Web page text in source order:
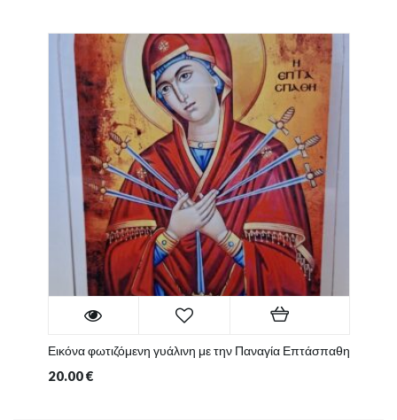
Εικόνα φωτιζόμενη γυάλινη με την Παναγία Επτάσπαθη
20.00€